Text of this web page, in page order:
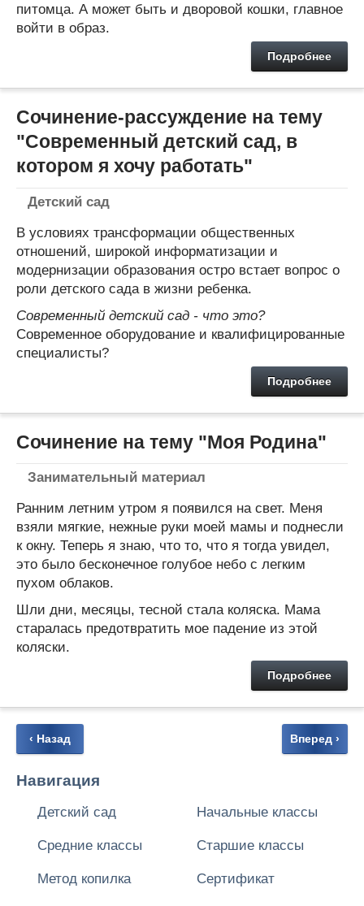
питомца. А может быть и дворовой кошки, главное
войти в образ.
Подробнее
Сочинение-рассуждение на тему
"Современный детский сад, в
котором я хочу работать"
Детский сад
В условиях трансформации общественных
отношений, широкой информатизации и
модернизации образования остро встает вопрос о
роли детского сада в жизни ребенка.
Современный детский сад - что это?
Современное оборудование и квалифицированные
специалисты?
Подробнее
Сочинение на тему "Моя Родина"
Занимательный материал
Ранним летним утром я появился на свет. Меня
взяли мягкие, нежные руки моей мамы и поднесли
к окну. Теперь я знаю, что то, что я тогда увидел,
это было бесконечное голубое небо с легким
пухом облаков.
Шли дни, месяцы, тесной стала коляска. Мама
старалась предотвратить мое падение из этой
коляски.
Подробнее
Вперед ›
‹ Назад
Навигация
Детский сад Начальные классы
Средние классы Старшие классы
Метод копилка Сертификат